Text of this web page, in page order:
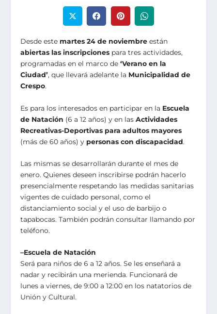
Desde este martes 24 de noviembre están
abiertas las inscripciones para tres actividades,
programadas en el marco de ‘Verano en la
Ciudad’, que llevará adelante la Municipalidad de
Crespo.
Es para los interesados en participar en la Escuela
de Natación (6 a 12 años) y en lasActividades
Recreativas-Deportivas para adultos mayores
(más de 60 años) y personas con discapacidad.
Las mismas se desarrollarán durante el mes de
enero. Quienes deseen inscribirse podrán hacerlo
presencialmente respetando las medidas sanitarias
vigentes de cuidado personal, como el
distanciamiento social y el uso de barbijo o
tapabocas. También podrán consultar llamando por
teléfono.
–Escuela de Natación
Será para niños de 6 a 12 años. Se les enseñará a
nadar y recibirán una merienda. Funcionará de
lunes a viernes, de 9:00 a 12:00 en los natatorios de
Unión y Cultural.